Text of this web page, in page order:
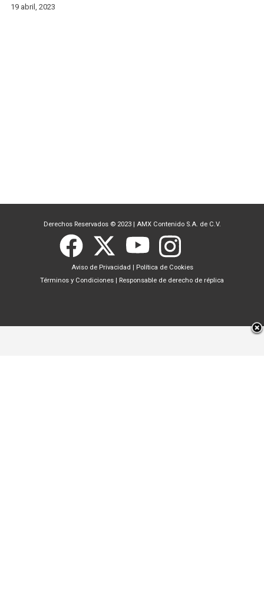
19 abril, 2023
Derechos Reservados © 2023 | AMX Contenido S.A. de C.V.
Aviso de Privacidad | Política de Cookies
Términos y Condiciones | Responsable de derecho de réplica